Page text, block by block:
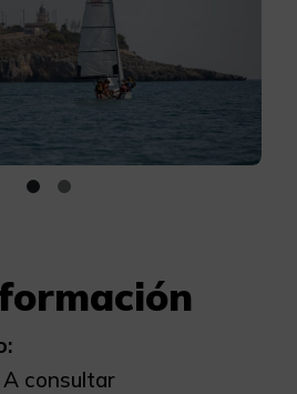
A consultar